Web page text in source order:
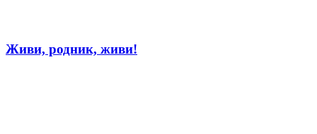
Живи, родник, живи!